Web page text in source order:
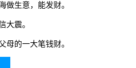
做生意，能发财。
大震。
母的一大笔钱财。